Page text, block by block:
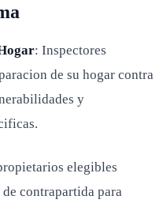
: Inspectores
de su hogar contra
y
elegibles
contrapartida para